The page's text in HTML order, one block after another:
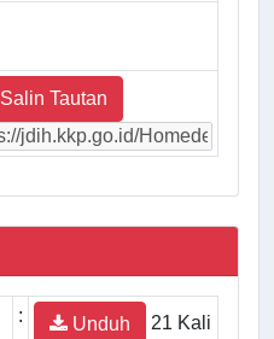
Salin Tautan
: Unduh
21 Kali